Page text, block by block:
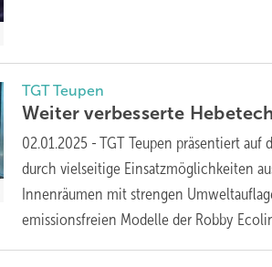
TGT Teupen
Weiter verbesserte
02.01.2025 - TGT Teupen präsentiert auf
durch vielseitige Einsatzmöglichkeiten
Innenräumen mit strengen
emissionsfreien Modelle der Robby